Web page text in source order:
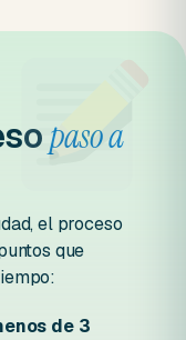
paso a
el proceso
que
de 3